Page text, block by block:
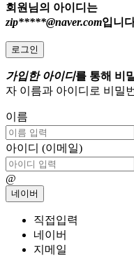
회원님의 아이디는
zip*****@naver.com입니
로그인
가입한 아이디를 통해 비
자 이름과 아이디로 비밀
이름
아이디 (이메일)
@
네이버
직접입력
네이버
지메일